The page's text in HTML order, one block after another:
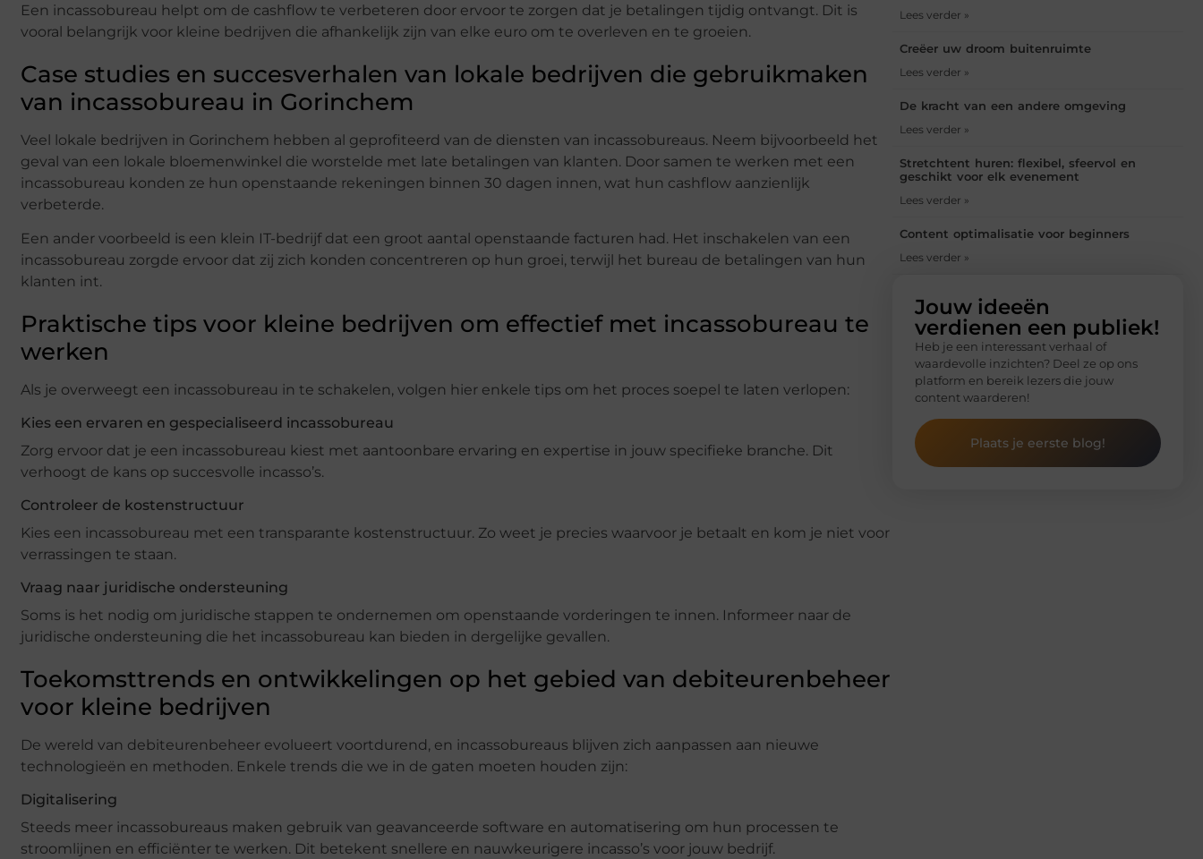
Een incassobureau helpt om de cashflow te verbeteren door ervoor te zorgen dat je betalingen tijdig ontvangt. Dit is
vooral belangrijk voor kleine bedrijven die afhankelijk zijn van elke euro om te overleven en te groeien.
Case studies en succesverhalen van lokale bedrijven die gebruikmaken
van incassobureau in Gorinchem
Veel lokale bedrijven in Gorinchem hebben al geprofiteerd van de diensten van incassobureaus. Neem bijvoorbeeld het
geval van een lokale bloemenwinkel die worstelde met late betalingen van klanten. Door samen te werken met een
incassobureau konden ze hun openstaande rekeningen binnen 30 dagen innen, wat hun cashflow aanzienlijk
verbeterde.
Een ander voorbeeld is een klein IT-bedrijf dat een groot aantal openstaande facturen had. Het inschakelen van een
incassobureau zorgde ervoor dat zij zich konden concentreren op hun groei, terwijl het bureau de betalingen van hun
klanten int.
Praktische tips voor kleine bedrijven om effectief met incassobureau te
werken
Als je overweegt een incassobureau in te schakelen, volgen hier enkele tips om het proces soepel te laten verlopen:
Kies een ervaren en gespecialiseerd incassobureau
Zorg ervoor dat je een incassobureau kiest met aantoonbare ervaring en expertise in jouw specifieke branche. Dit
verhoogt de kans op succesvolle incasso’s.
Controleer de kostenstructuur
Kies een incassobureau met een transparante kostenstructuur. Zo weet je precies waarvoor je betaalt en kom je niet voor
verrassingen te staan.
Vraag naar juridische ondersteuning
Soms is het nodig om juridische stappen te ondernemen om openstaande vorderingen te innen. Informeer naar de
juridische ondersteuning die het incassobureau kan bieden in dergelijke gevallen.
Toekomsttrends en ontwikkelingen op het gebied van debiteurenbeheer
voor kleine bedrijven
De wereld van debiteurenbeheer evolueert voortdurend, en incassobureaus blijven zich aanpassen aan nieuwe
technologieën en methoden. Enkele trends die we in de gaten moeten houden zijn:
Digitalisering
Steeds meer incassobureaus maken gebruik van geavanceerde software en automatisering om hun processen te
stroomlijnen en efficiënter te werken. Dit betekent snellere en nauwkeurigere incasso’s voor jouw bedrijf.
Lees verder »
Creëer uw droom buitenruimte
Lees verder »
De kracht van een andere omgeving
Lees verder »
Stretchtent huren: flexibel, sfeervol en
geschikt voor elk evenement
Lees verder »
Content optimalisatie voor beginners
Lees verder »
Jouw ideeën
verdienen een publiek!
Heb je een interessant verhaal of
waardevolle inzichten? Deel ze op ons
platform en bereik lezers die jouw
content waarderen!
Plaats je eerste blog!